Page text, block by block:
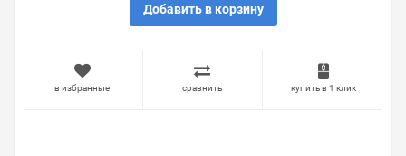
сайте именно то, что искали, потратив на это минимум
времени. Есть поиск по позициям.
Весь товар сертифицирован, отвечает требованиям
качества. Мы работаем с проверенными
поставщиками, продаем товар от давно
Добавить в корзину
в избранные сравнить купить в 1 клик